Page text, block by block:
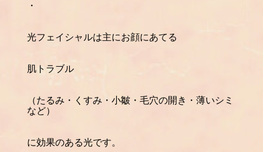
・
光フェイシャルは主にお顔にあてる
肌トラブル
（たるみ・くすみ・小皺・毛穴の開き・薄いシミ
など）
に効果のある光です。